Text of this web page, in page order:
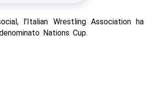
l’Italian Wrestling Association ha
Nations Cup.